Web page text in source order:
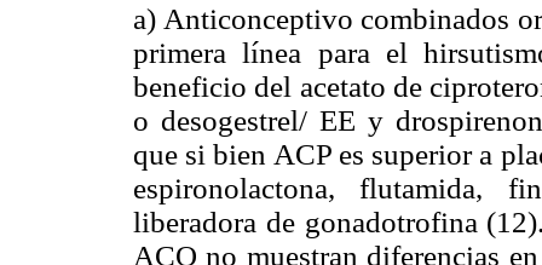
a) Anticonceptivo combinados
primera línea para el
beneficio del acetato de
o desogestrel/ EE y
que si bien ACP es superior a
espironolactona, flutamida,
liberadora de gonadotrofina
ACO no muestran diferencias